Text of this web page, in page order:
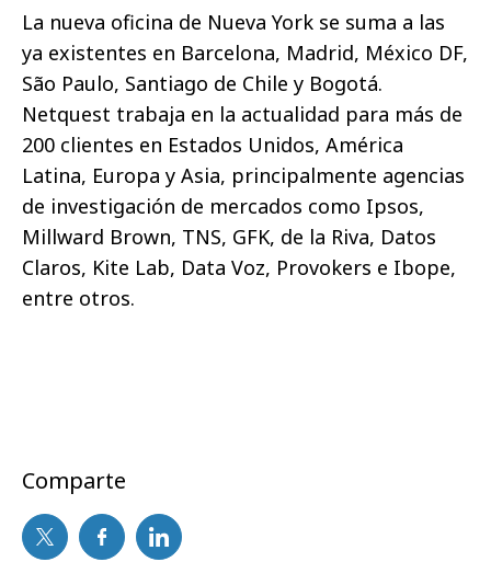
La nueva oficina de Nueva York se suma a las
ya existentes en Barcelona, Madrid, México DF,
São Paulo, Santiago de Chile y Bogotá.
Netquest trabaja en la actualidad para más de
200 clientes en Estados Unidos, América
Latina, Europa y Asia, principalmente agencias
de investigación de mercados como Ipsos,
Millward Brown, TNS, GFK, de la Riva, Datos
Claros, Kite Lab, Data Voz, Provokers e Ibope,
entre otros.
Comparte